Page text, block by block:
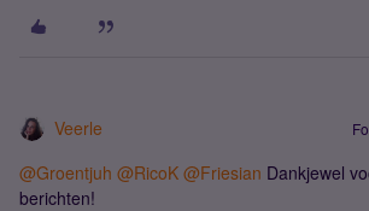
Veerle
@Groentjuh @RicoK @Friesian Dankjewel
berichten!